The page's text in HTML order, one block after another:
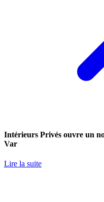
Intérieurs Privés ouvre un
Var
Lire la suite